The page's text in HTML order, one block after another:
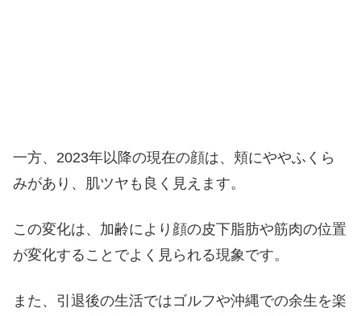
一方、2023年以降の現在の顔は、頬にややふくら
みがあり、肌ツヤも良く見えます。
この変化は、加齢により顔の皮下脂肪や筋肉の位置
が変化することでよく見られる現象です。
また、引退後の生活ではゴルフや沖縄での余生を楽